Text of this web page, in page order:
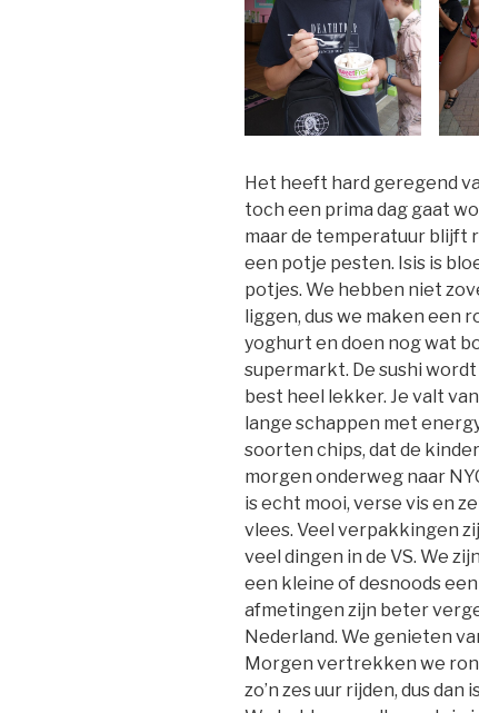
Het heeft hard geregend
toch een prima dag gaat
maar de temperatuur blijft
een potje pesten. Isis is
potjes. We hebben niet
liggen, dus we maken een
yoghurt en doen nog wat
supermarkt. De sushi
best heel lekker. Je valt
lange schappen met
soorten chips, dat de
morgen onderweg naar
is echt mooi, verse vis en
vlees. Veel verpakkingen
veel dingen in de VS. We
een kleine of desnoods
afmetingen zijn beter
Nederland. We genieten
Morgen vertrekken we
zo’n zes uur rijden, dus